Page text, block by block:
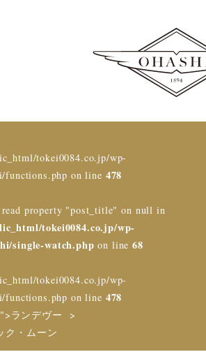
tokei0084.co.jp/wp-
functions.php on line 478
property "post_title" on null in
tokei0084.co.jp/wp-
single-watch.php on line68
tokei0084.co.jp/wp-
functions.php on line 478
ランデヴー
ク・ムーン